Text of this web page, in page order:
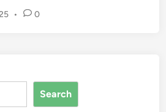
er
• 0
Search